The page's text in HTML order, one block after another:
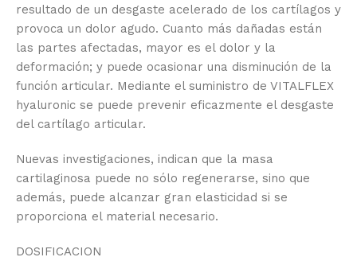
resultado de un desgaste acelerado de los cartílagos y
provoca un dolor agudo. Cuanto más dañadas están
las partes afectadas, mayor es el dolor y la
deformación; y puede ocasionar una disminución de la
función articular. Mediante el suministro de VITALFLEX
hyaluronic se puede prevenir eficazmente el desgaste
del cartílago articular.
Nuevas investigaciones, indican que la masa
cartilaginosa puede no sólo regenerarse, sino que
además, puede alcanzar gran elasticidad si se
proporciona el material necesario.
DOSIFICACION